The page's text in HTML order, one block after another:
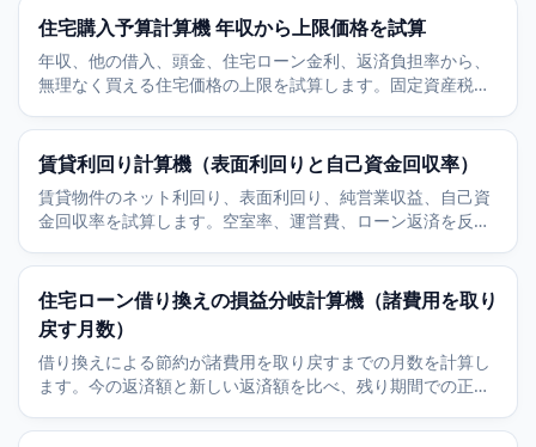
住宅購入予算計算機 年収から上限価格を試算
年収、他の借入、頭金、住宅ローン金利、返済負担率から、
無理なく買える住宅価格の上限を試算します。固定資産税と
賃貸利回り計算機（表面利回りと自己資金回収率）
賃貸物件のネット利回り、表面利回り、純営業収益、自己資
金回収率を試算します。空室率、運営費、ローン返済を反映
住宅ローン借り換えの損益分岐計算機（諸費用を取り
戻す月数）
借り換えによる節約が諸費用を取り戻すまでの月数を計算し
ます。今の返済額と新しい返済額を比べ、残り期間での正味